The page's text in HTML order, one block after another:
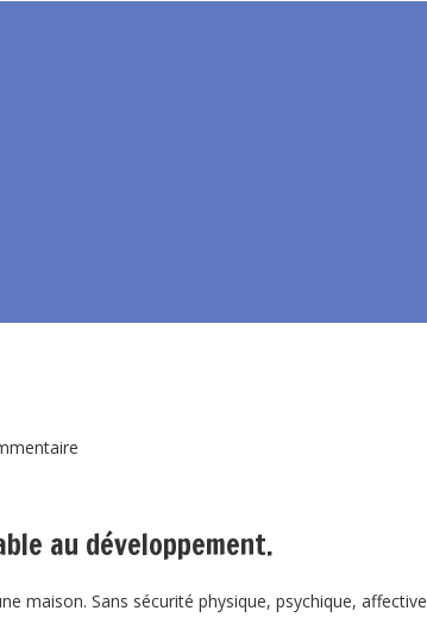
au développement.
maison. Sans sécurité physique, psychique, affective